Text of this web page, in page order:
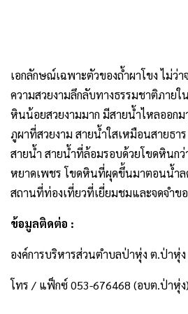
เอกลักษณ์เฉพาะตัวของถ้ำผาโขง ไม่ว่
ความสวยงามลึกลับทางธรรมชาติภายใ
หินน้อยสวยงามมาก มีสายน้ำไหลออก
ภูผาที่สวยงาม สายน้ำใสเหมือนสายธา
สายน้ำ สายน้ำที่ล้อมรอบด้วยโขดหินก
หยาดเพชร โขดหินที่ผุดขึ้นมาตอนน้ำล
สถานที่ท่องเที่ยวที่เยี่ยมชมและจดจำข
ข้อมูลติดต่อ :
องค์การบริหารส่วนตำบลป่าหุ่ง ต.ป่าหุ่ง
โทร / แฟ็กซ์ 053-676468 (อบต.ป่าหุ่ง)